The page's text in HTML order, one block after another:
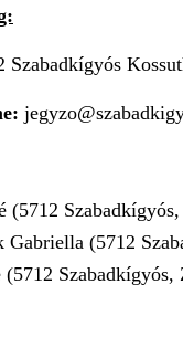
Szabadkígyós
(5712
Gabriella (5712
(5712